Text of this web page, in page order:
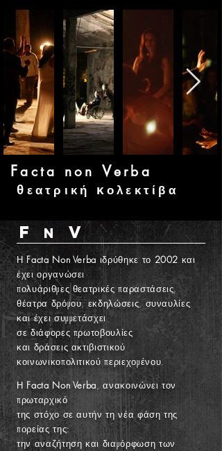
Facta non Verba
θ εατρική κολεκτίβα
F n V
ΗFacta Non Verba ιδρύθηκε το 2002 και
έχει οργανώσει
πολυάριθμες θεατρικές παραστάσεις,
θέατρα δρόμου, εκδηλώσεις, συναυλίες
και έχει συμμετάσχει
σε διάφορες πρωτοβουλίες
και δράσεις ακτιβιστικού
κοινωνικοπολιτικούπεριεχομένου.
Η Facta Non Verba,ανακοινώνει τον
πρωταρχικό
της στόχοσε αυτήν τη νέα φάση της
πορείας της:
την αναζήτηση και διαμόρφωση των